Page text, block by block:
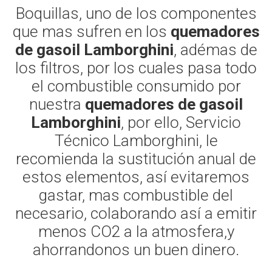
Boquillas, uno de los componentes
que mas sufren en los quemadores
de gasoil Lamborghini, adémas de
los filtros, por los cuales pasa todo
el combustible consumido por
nuestra quemadores de gasoil
Lamborghini, por ello, Servicio
Técnico Lamborghini, le
recomienda la sustitución anual de
estos elementos, así evitaremos
gastar, mas combustible del
necesario, colaborando así a emitir
menos CO2 a la atmosfera,y
ahorrandonos un buen dinero.